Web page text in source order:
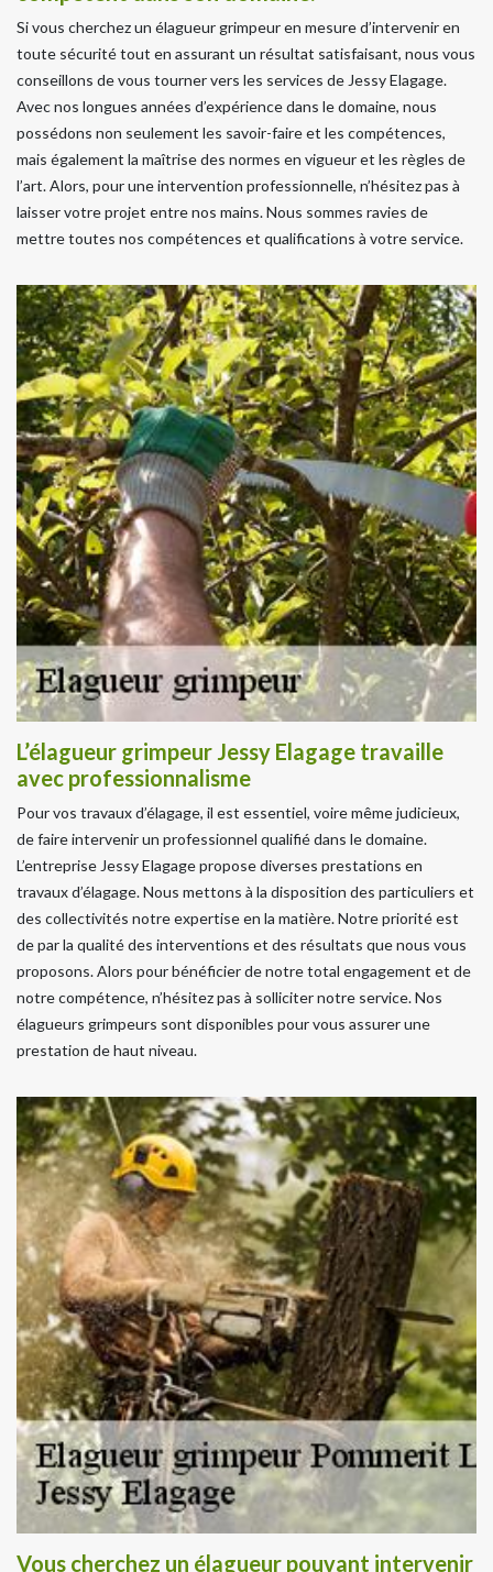
Si vous cherchez un élagueur grimpeur en mesure d’intervenir en
toute sécurité tout en assurant un résultat satisfaisant, nous vous
conseillons de vous tourner vers les services de Jessy Elagage.
Avec nos longues années d’expérience dans le domaine, nous
possédons non seulement les savoir-faire et les compétences,
mais également la maîtrise des normes en vigueur et les règles de
l’art. Alors, pour une intervention professionnelle, n’hésitez pas à
laisser votre projet entre nos mains. Nous sommes ravies de
mettre toutes nos compétences et qualifications à votre service.
L’élagueur grimpeur Jessy Elagage travaille
avec professionnalisme
Pour vos travaux d’élagage, il est essentiel, voire même judicieux,
de faire intervenir un professionnel qualifié dans le domaine.
L’entreprise Jessy Elagage propose diverses prestations en
travaux d’élagage. Nous mettons à la disposition des particuliers et
des collectivités notre expertise en la matière. Notre priorité est
de par la qualité des interventions et des résultats que nous vous
proposons. Alors pour bénéficier de notre total engagement et de
notre compétence, n’hésitez pas à solliciter notre service. Nos
élagueurs grimpeurs sont disponibles pour vous assurer une
prestation de haut niveau.
Vous cherchez un élagueur pouvant intervenir